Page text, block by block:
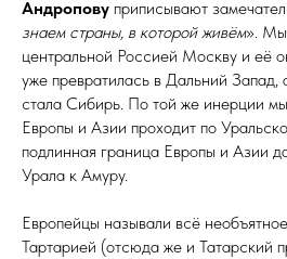
Андропову приписывают
знаем страны, в которой живём». Мы
центральной Россией Москву и её
уже превратилась в Дальний
стала Сибирь. По той же инерции
Европы и Азии проходит по
подлинная граница Европы и Азии
Урала к Амуру.
Европейцы называли всё
Тартарией (отсюда же и Татарский